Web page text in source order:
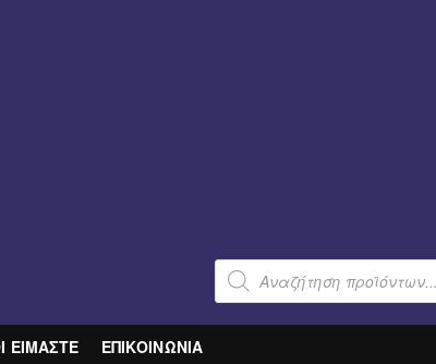
Products
search
ΕΙΜΑΣΤΕ ΕΠΙΚΟΙΝΩΝΙΑ